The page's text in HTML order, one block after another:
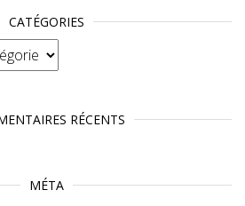
CATÉGORIES
RÉCENTS
MÉTA